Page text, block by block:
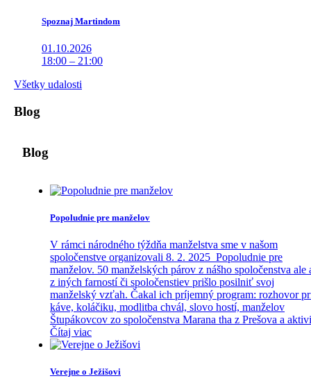
Spoznaj Martindom
01.10.2026
18:00 – 21:00
Všetky udalosti
Blog
Blog
Popoludnie pre manželov
V rámci národného týždňa manželstva sme v našom
spoločenstve organizovali 8. 2. 2025 Popoludnie pre
manželov. 50 manželských párov z nášho spoločenstva ale
z iných farností či spoločenstiev prišlo posilniť svoj
manželský vzťah. Čakal ich príjemný program: rozhovor
káve, koláčiku, modlitba chvál, slovo hostí, manželov
Štupákovcov zo spoločenstva Marana tha z Prešova a
Čítaj viac
Verejne o Ježišovi